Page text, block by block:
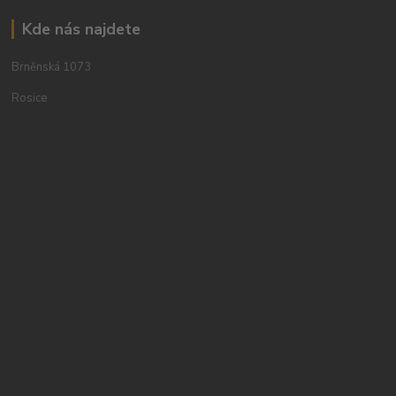
Kde nás najdete
Brněnská 1073
Rosice